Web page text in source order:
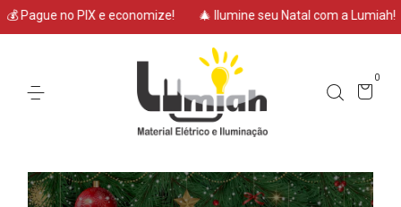
Pague no PIX e economize! 🎄 Ilumine seu Natal com a Lumiah!
0